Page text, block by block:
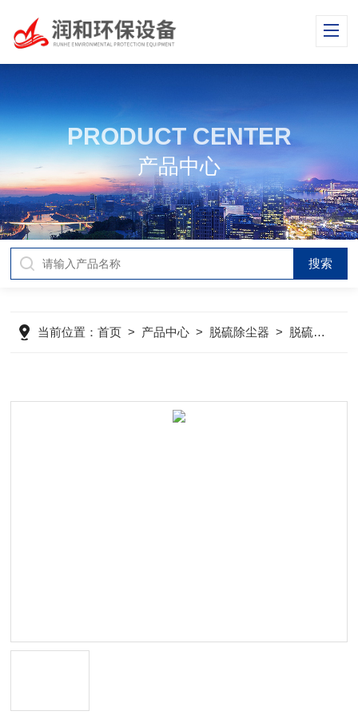
PRODUCT CENTER
产品中心
当前位置：首页 > 产品中心 > 脱硫除尘器 > 脱硫除尘器